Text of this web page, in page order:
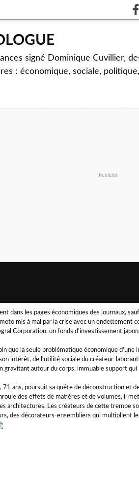
signé Dominique Cuvillier,
: économique, sociale,
Publicité
dans les pages économiques des journaux,
mis à mal par la crise avec un endettement
Corporation, un fonds d'investissement
que la seule problématique économique d'une
intérêt, de l'utilité sociale du créateur-
gravitant autour du corps, immuable support qui
71 ans, poursuit sa quête de déconstruction et
des effets de matières et de volumes, il
architectures. Les créateurs de cette trempe
des décorateurs-ensembliers qui multiplient